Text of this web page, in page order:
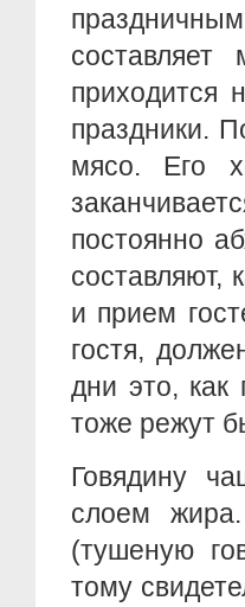
приходится
праздники.
мясо. Его
постоянно
составляют,
и прием
гостя,
дни это, как
тоже режут
Говядину
слоем
(тушеную
тому